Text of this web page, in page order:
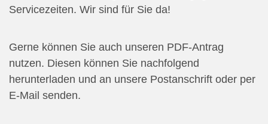
Servicezeiten. Wir sind für Sie da!
Gerne können Sie auch unseren PDF-Antrag
nutzen. Diesen können Sie nachfolgend
herunterladen und an unsere Postanschrift oder per
E-Mail senden.